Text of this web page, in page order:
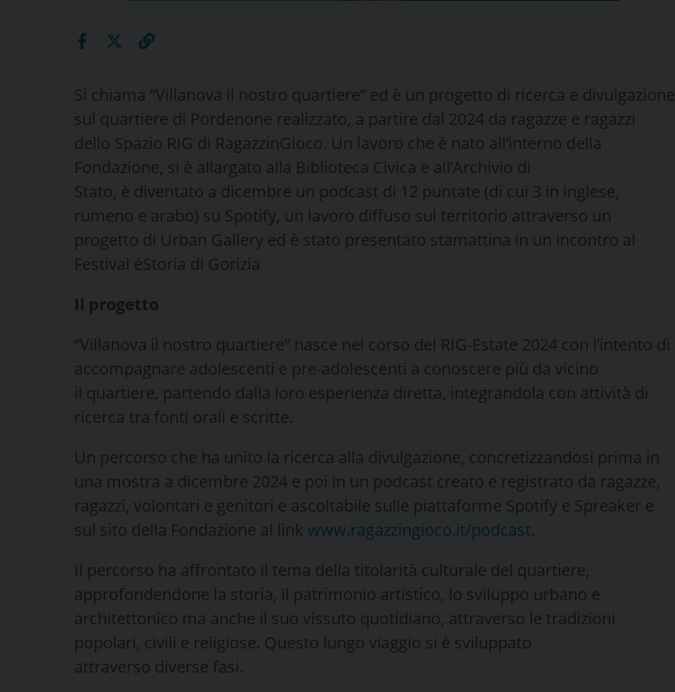
Si chiama “Villanova il nostro quartiere” ed è un progetto di ricerca e divulgazione
sul quartiere di Pordenone realizzato, a partire dal 2024 da ragazze e ragazzi
dello Spazio RIG di RagazzinGioco. Un lavoro che è nato all’interno della
Fondazione, si è allargato alla Biblioteca Civica e all’Archivio di
Stato, è diventato a dicembre un podcast di 12 puntate (di cui 3 in inglese,
rumeno e arabo) su Spotify, un lavoro diffuso sul territorio attraverso un
progetto di Urban Gallery ed è stato presentato stamattina in un incontro al
Festival éStoria di Gorizia
Il progetto
“Villanova il nostro quartiere” nasce nel corso del RIG-Estate 2024 con l’intento di
accompagnare adolescenti e pre-adolescenti a conoscere più da vicino
il quartiere, partendo dalla loro esperienza diretta, integrandola con attività di
ricerca tra fonti orali e scritte.
Un percorso che ha unito la ricerca alla divulgazione, concretizzandosi prima in
una mostra a dicembre 2024 e poi in un podcast creato e registrato da ragazze,
ragazzi, volontari e genitori e ascoltabile sulle piattaforme Spotify e Spreaker e
sul sito della Fondazione al link www.ragazzingioco.it/podcast.
Il percorso ha affrontato il tema della titolarità culturale del quartiere,
approfondendone la storia, il patrimonio artistico, lo sviluppo urbano e
architettonico ma anche il suo vissuto quotidiano, attraverso le tradizioni
popolari, civili e religiose. Questo lungo viaggio si è sviluppato
attraverso diverse fasi.